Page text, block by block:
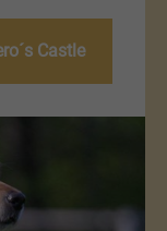
Castle